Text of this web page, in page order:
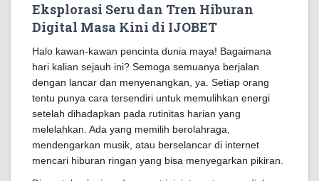
Eksplorasi Seru dan Tren Hiburan
Digital Masa Kini di IJOBET
Halo kawan-kawan pencinta dunia maya! Bagaimana
hari kalian sejauh ini? Semoga semuanya berjalan
dengan lancar dan menyenangkan, ya. Setiap orang
tentu punya cara tersendiri untuk memulihkan energi
setelah dihadapkan pada rutinitas harian yang
melelahkan. Ada yang memilih berolahraga,
mendengarkan musik, atau berselancar di internet
mencari hiburan ringan yang bisa menyegarkan pikiran.